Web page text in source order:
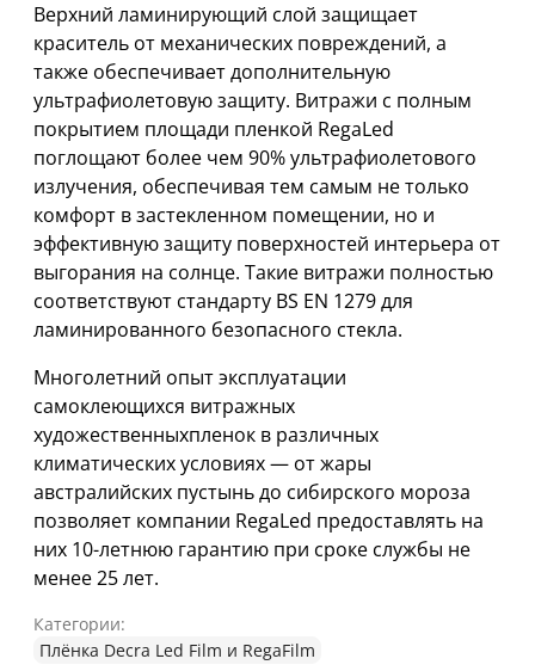
Верхний ламинирующий слой защищает
краситель от механических повреждений, а
также обеспечивает дополнительную
ультрафиолетовую защиту. Витражи с полным
покрытием площади пленкой RegaLed
поглощают более чем 90% ультрафиолетового
излучения, обеспечивая тем самым не только
комфорт в застекленном помещении, но и
эффективную защиту поверхностей интерьера от
выгорания на солнце. Такие витражи полностью
соответствуют стандарту BS EN 1279 для
ламинированного безопасного стекла.
Многолетний опыт эксплуатации
самоклеющихся витражных
художественныхпленок в различных
климатических условиях — от жары
австралийских пустынь до сибирского мороза
позволяет компании RegaLed предоставлять на
них 10-летнюю гарантию при сроке службы не
менее 25 лет.
Категории:
Плёнка Decra Led Film и RegaFilm